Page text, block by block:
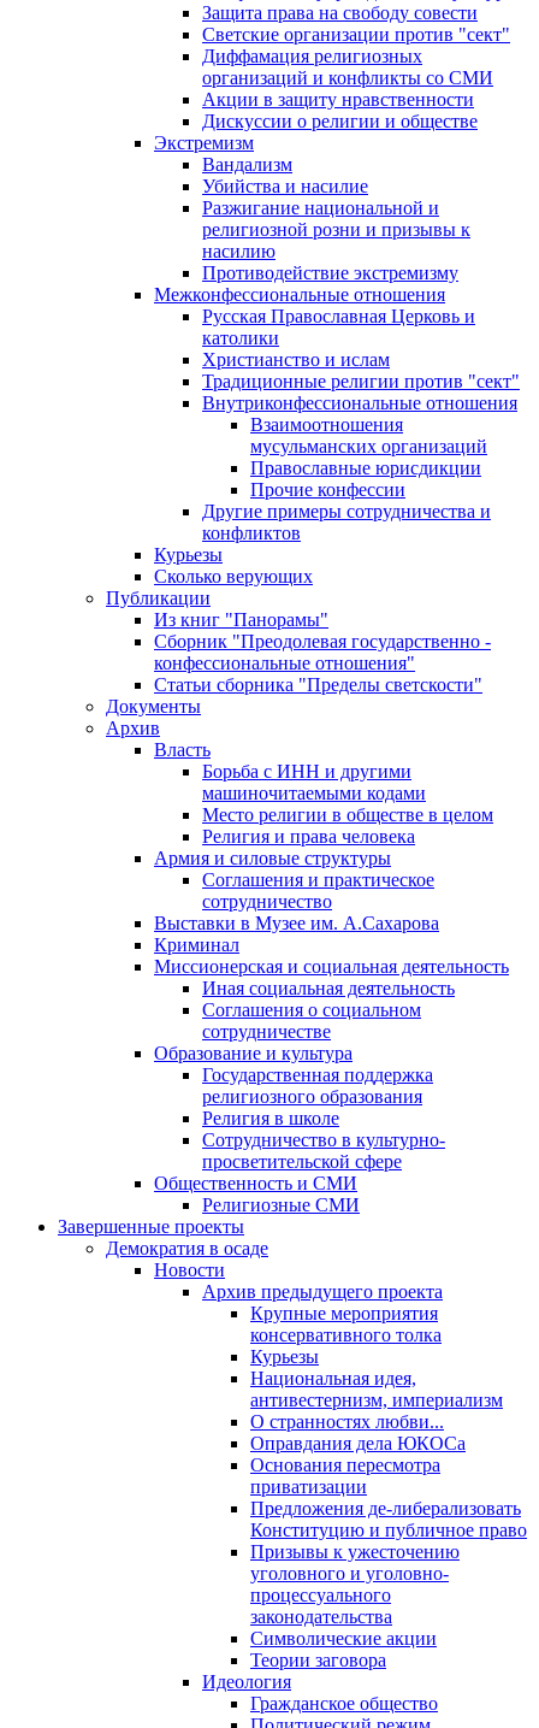
Защита права на свободу совести
Светские организации против "сект"
Диффамация религиозных
организаций и конфликты со СМИ
Акции в защиту нравственности
Дискуссии о религии и обществе
Экстремизм
Вандализм
Убийства и насилие
Разжигание национальной и
религиозной розни и призывы к
насилию
Противодействие экстремизму
Межконфессиональные отношения
Русская Православная Церковь и
католики
Христианство и ислам
Традиционные религии против "сект"
Внутриконфессиональные отношения
Взаимоотношения
мусульманских организаций
Православные юрисдикции
Прочие конфессии
Другие примеры сотрудничества и
конфликтов
Курьезы
Сколько верующих
Публикации
Из книг "Панорамы"
Сборник "Преодолевая государственно -
конфессиональные отношения"
Статьи сборника "Пределы светскости"
Документы
Архив
Власть
Борьба с ИНН и другими
машиночитаемыми кодами
Место религии в обществе в целом
Религия и права человека
Армия и силовые структуры
Соглашения и практическое
сотрудничество
Выставки в Музее им. А.Сахарова
Криминал
Миссионерская и социальная деятельность
Иная социальная деятельность
Соглашения о социальном
сотрудничестве
Образование и культура
Государственная поддержка
религиозного образования
Религия в школе
Сотрудничество в культурно-
просветительской сфере
Общественность и СМИ
Религиозные СМИ
Завершенные проекты
Демократия в осаде
Новости
Архив предыдущего проекта
Крупные мероприятия
консервативного толка
Курьезы
Национальная идея,
антивестернизм, империализм
О странностях любви...
Оправдания дела ЮКОСа
Основания пересмотра
приватизации
Предложения де-либерализовать
Конституцию и публичное право
Призывы к ужесточению
уголовного и уголовно-
процессуального
законодательства
Символические акции
Теории заговора
Идеология
Гражданское общество